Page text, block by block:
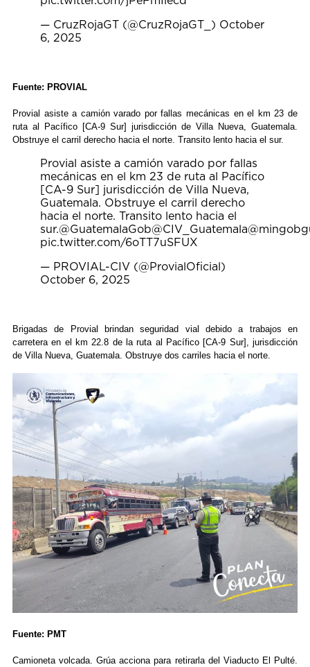
— CruzRojaGT (@CruzRojaGT_) October
6, 2025
Fuente: PROVIAL
Provial asiste a camión varado por fallas mecánicas en el km 23 de
ruta al Pacífico [CA-9 Sur] jurisdicción de Villa Nueva, Guatemala.
Obstruye el carril derecho hacia el norte. Transito lento hacia el sur.
Provial asiste a camión varado por fallas
mecánicas en el km 23 de ruta al Pacífico
[CA-9 Sur] jurisdicción de Villa Nueva,
Guatemala. Obstruye el carril derecho
hacia el norte. Transito lento hacia el
sur.@GuatemalaGob@CIV_Guatemala
pic.twitter.com/6oTT7uSFUX
— PROVIAL-CIV (@ProvialOficial)
October 6, 2025
Brigadas de Provial brindan seguridad vial debido a trabajos en
carretera en el km 22.8 de la ruta al Pacífico [CA-9 Sur], jurisdicción
de Villa Nueva, Guatemala. Obstruye dos carriles hacia el norte.
Fuente: PMT
Camioneta volcada. Grúa acciona para retirarla del Viaducto El Pulté.